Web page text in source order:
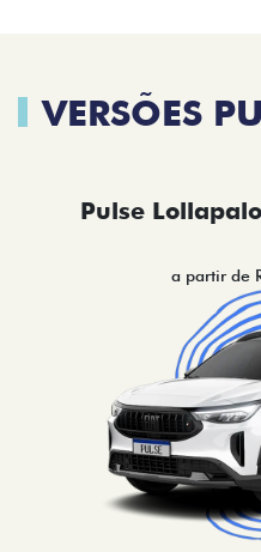
VERSÕES
Pulse
a partir de